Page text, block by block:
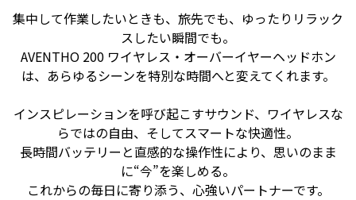
集中して作業したいときも、旅先でも、ゆったりリラック
スしたい瞬間でも。
AVENTHO 200 ワイヤレス・オーバーイヤーヘッドホン
は、あらゆるシーンを特別な時間へと変えてくれます。
インスピレーションを呼び起こすサウンド、ワイヤレスな
らではの自由、そしてスマートな快適性。
長時間バッテリーと直感的な操作性により、思いのまま
に“今”を楽しめる――。
これからの毎日に寄り添う、心強いパートナーです。